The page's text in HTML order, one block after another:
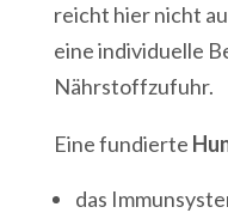
reicht hier nicht
eine individuelle
Nährstoffzufuhr.
Eine fundierte
das